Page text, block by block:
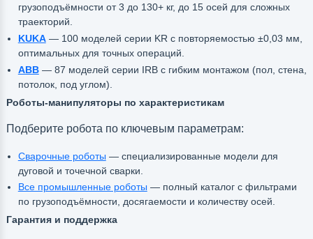
грузоподъёмности от 3 до 130+ кг, до 15 осей для сложных
траекторий.
KUKA— 100 моделей серии KR с повторяемостью ±0,03 мм,
оптимальных для точных операций.
ABB— 87 моделей серии IRB с гибким монтажом (пол, стена,
потолок, под углом).
Роботы-манипуляторы по характеристикам
Подберите робота по ключевым параметрам:
Сварочные роботы — специализированные модели для
дуговой и точечной сварки.
Все промышленные роботы — полный каталог с фильтрами
по грузоподъёмности, досягаемости и количеству осей.
Гарантия и поддержка